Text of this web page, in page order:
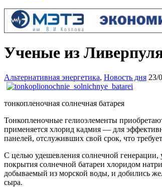
Ученые из
Альтернативная энергетика, Новость дня 23/
тонкопленочная солнечная батарея
Тонкопленочные гелиоэлементы
применяется хлорид кадмия — для
панелей, отслуживших свой срок, что
С целью удешевления солнечной генерации,
покрытия солнечной батареи хлоридом
добываемый из морской воды, и добились
сыра.